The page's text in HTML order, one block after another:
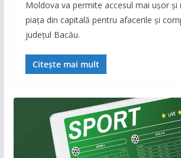
Moldova va permite accesul mai ușor și
piața din capitală pentru afacerile și
județul Bacău.
Citește mai mult